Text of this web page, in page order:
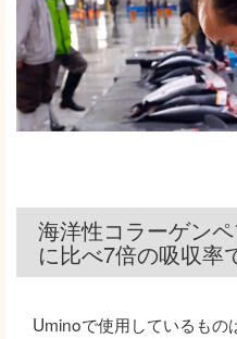
海洋性コラーゲン
に比べ7倍の吸収率
Uminoで使用しているもの